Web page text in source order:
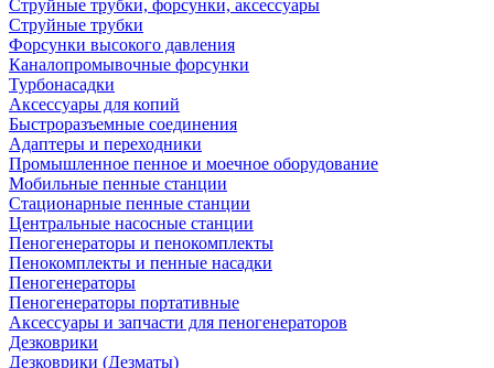
Струйные трубки, форсунки, аксессуары
Струйные трубки
Форсунки высокого давления
Каналопромывочные форсунки
Турбонасадки
Аксессуары для копий
Быстроразъемные соединения
Адаптеры и переходники
Промышленное пенное и моечное оборудование
Мобильные пенные станции
Стационарные пенные станции
Центральные насосные станции
Пеногенераторы и пенокомплекты
Пенокомплекты и пенные насадки
Пеногенераторы
Пеногенераторы портативные
Аксессуары и запчасти для пеногенераторов
Дезковрики
Дезковрики (Дезматы)